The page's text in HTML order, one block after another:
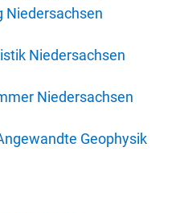
Niedersachsen
Niedersachsen
Niedersachsen
Geophysik